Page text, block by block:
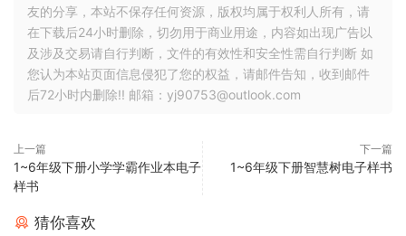
友的分享，本站不保存任何资源，版权均属于权利人所有，请
在下载后24小时删除，切勿用于商业用途，内容如出现广告以
及涉及交易请自行判断，文件的有效性和安全性需自行判断 如
您认为本站页面信息侵犯了您的权益，请邮件告知，收到邮件
后72小时内删除!! 邮箱：yj90753@outlook.com
上一篇
1~6年级下册小学学霸作业本电子
样书
下一篇
1~6年级下册智慧树电子样书
猜你喜欢